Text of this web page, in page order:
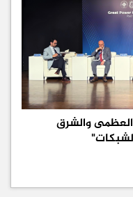
العظمى والشرق